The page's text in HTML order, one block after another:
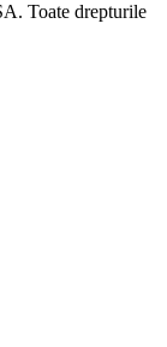
Toate drepturile